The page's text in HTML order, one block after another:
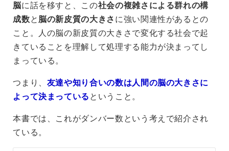
脳に話を移すと、この社会の複雑さによる群れの構
成数と 脳の新皮質の大きさ に強い関連性があるとの
こと。人の脳の新皮質の大きさで変化する社会で起
きていることを理解して処理する能力が決まってし
まっている。
つまり、 友達や知り合いの数は人間の脳の大きさに
よって決まっている ということ。
本書では、これがダンバー数という考えで紹介され
ている。